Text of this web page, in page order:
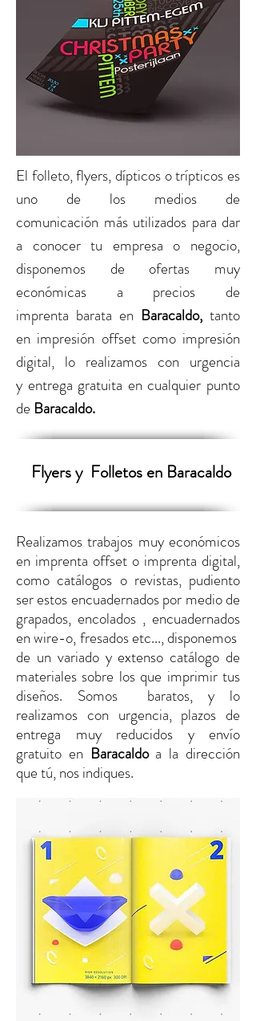
El folleto, flyers, dípticos o trípticos es
uno de los medios de
comunicación más utilizados para dar
a conocer tu empresa o negocio,
disponemos de ofertas muy
económicas a precios de
imprenta barata en Baracaldo, tanto
en impresión offset como impresión
digital, lo realizamos con urgencia
y entrega gratuita en cualquier punto
de Baracaldo.
Flyers y Folletos en Baracaldo
Realizamos trabajos muy económicos
en imprenta offset o imprenta digital,
como catálogos o revistas, pudiento
ser estos encuadernados por medio de
grapados, encolados , encuadernados
en wire-o, fresados etc..., disponemos
de un variado y extenso catálogo de
materiales sobre los que imprimir tus
diseños. Somos baratos, y lo
realizamos con urgencia, plazos de
entrega muy reducidos y envío
gratuito en Baracaldoa la dirección
que tú, nos indiques.